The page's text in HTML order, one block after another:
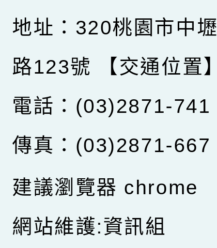
地址：320桃園市中
路123號
【交通位置
電話：(03)2871-741
傳真：(03)2871-667
建議瀏覽器 chrome
網站維護:資訊組